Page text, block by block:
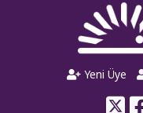
Yeni Üye